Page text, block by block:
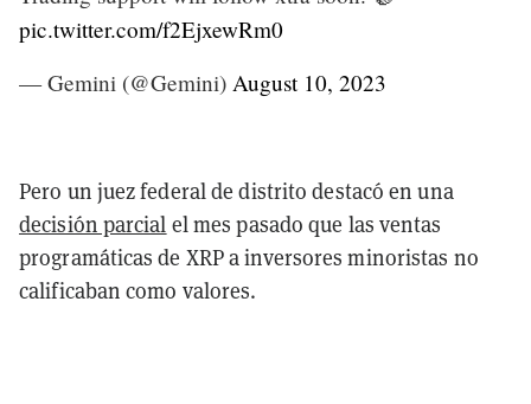
pic.twitter.com/f2EjxewRm0
— Gemini (@Gemini) August 10, 2023
Pero un juez federal de distrito destacó en una
decisión parcial el mes pasado que las ventas
programáticas de XRP a inversores minoristas no
calificaban como valores.